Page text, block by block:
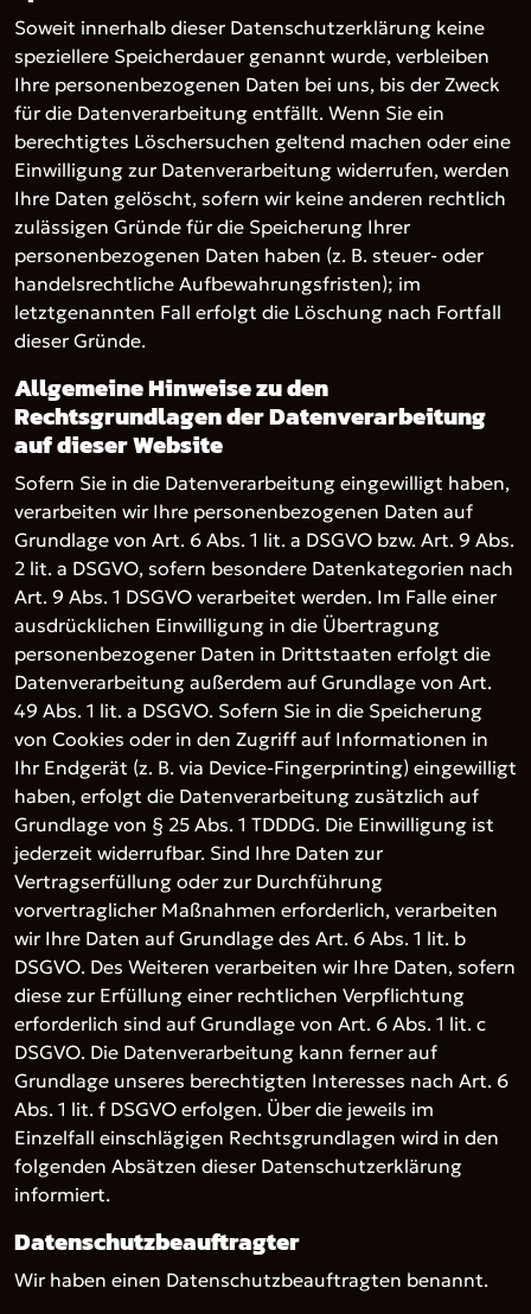
Soweit innerhalb dieser Datenschutzerklärung keine
speziellere Speicherdauer genannt wurde, verbleiben
Ihre personenbezogenen Daten bei uns, bis der Zweck
für die Datenverarbeitung entfällt. Wenn Sie ein
berechtigtes Löschersuchen geltend machen oder eine
Einwilligung zur Datenverarbeitung widerrufen, werden
Ihre Daten gelöscht, sofern wir keine anderen rechtlich
zulässigen Gründe für die Speicherung Ihrer
personenbezogenen Daten haben (z. B. steuer- oder
handelsrechtliche Aufbewahrungsfristen); im
letztgenannten Fall erfolgt die Löschung nach Fortfall
dieser Gründe.
Allgemeine Hinweise zu den
Rechtsgrundlagen der Datenverarbeitung
auf dieser Website
Sofern Sie in die Datenverarbeitung eingewilligt haben,
verarbeiten wir Ihre personenbezogenen Daten auf
Grundlage von Art. 6 Abs. 1 lit. a DSGVO bzw. Art. 9 Abs.
2 lit. a DSGVO, sofern besondere Datenkategorien nach
Art. 9 Abs. 1 DSGVO verarbeitet werden. Im Falle einer
ausdrücklichen Einwilligung in die Übertragung
personenbezogener Daten in Drittstaaten erfolgt die
Datenverarbeitung außerdem auf Grundlage von Art.
49 Abs. 1 lit. a DSGVO. Sofern Sie in die Speicherung
von Cookies oder in den Zugriff auf Informationen in
Ihr Endgerät (z. B. via Device-Fingerprinting) eingewilligt
haben, erfolgt die Datenverarbeitung zusätzlich auf
Grundlage von § 25 Abs. 1 TDDDG. Die Einwilligung ist
jederzeit widerrufbar. Sind Ihre Daten zur
Vertragserfüllung oder zur Durchführung
vorvertraglicher Maßnahmen erforderlich, verarbeiten
wir Ihre Daten auf Grundlage des Art. 6 Abs. 1 lit. b
DSGVO. Des Weiteren verarbeiten wir Ihre Daten, sofern
diese zur Erfüllung einer rechtlichen Verpflichtung
erforderlich sind auf Grundlage von Art. 6 Abs. 1 lit. c
DSGVO. Die Datenverarbeitung kann ferner auf
Grundlage unseres berechtigten Interesses nach Art. 6
Abs. 1 lit. f DSGVO erfolgen. Über die jeweils im
Einzelfall einschlägigen Rechtsgrundlagen wird in den
folgenden Absätzen dieser Datenschutzerklärung
informiert.
Datenschutz­beauftragter
Wir haben einen Datenschutzbeauftragten benannt.